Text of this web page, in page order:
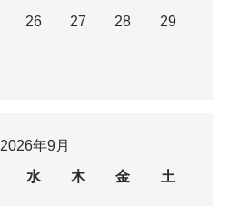
26 27 28 29
2026年9月
水 木 金 土